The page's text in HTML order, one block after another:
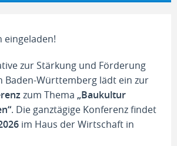
eingeladen!
zur Stärkung und Förderung
Baden-Württemberg lädt ein zur
zum Thema „Baukultur
. Die ganztägige Konferenz findet
im Haus der Wirtschaft in